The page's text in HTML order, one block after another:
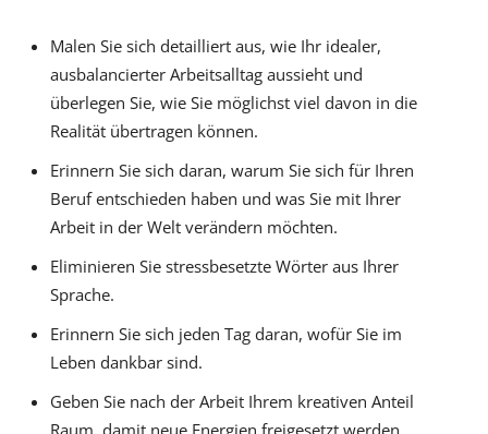
Malen Sie sich detailliert aus, wie Ihr idealer,
ausbalancierter Arbeitsalltag aussieht und
überlegen Sie, wie Sie möglichst viel davon in die
Realität übertragen können.
Erinnern Sie sich daran, warum Sie sich für Ihren
Beruf entschieden haben und was Sie mit Ihrer
Arbeit in der Welt verändern möchten.
Eliminieren Sie stressbesetzte Wörter aus Ihrer
Sprache.
Erinnern Sie sich jeden Tag daran, wofür Sie im
Leben dankbar sind.
Geben Sie nach der Arbeit Ihrem kreativen Anteil
Raum, damit neue Energien freigesetzt werden